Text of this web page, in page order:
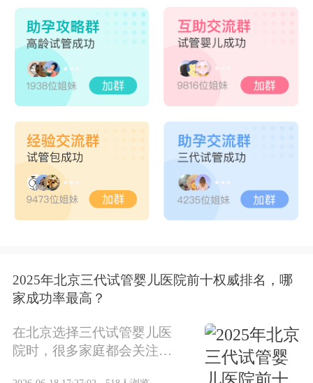
2025年北京三代试管婴儿医院前十权威排名，哪
家成功率最高？
在北京选择三代试管婴儿医
院时，很多家庭都会关注医